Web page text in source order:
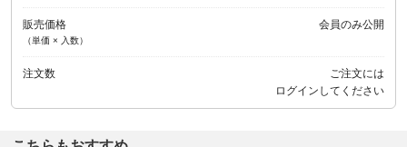
販売価格
（単価 × 入数）
会員のみ公開
注文数
ご注文には
ログイン してください